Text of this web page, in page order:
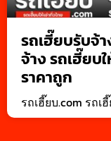
รถเฮี๊ยบรับจ้
จ้าง รถเฮี๊ยบ
ราคาถูก
รถเฮี๊ยบ.com รถ